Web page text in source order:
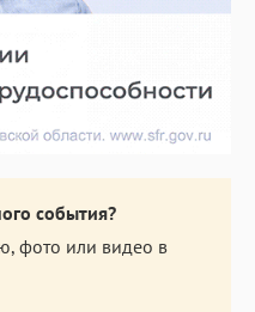
события?
фото или видео в